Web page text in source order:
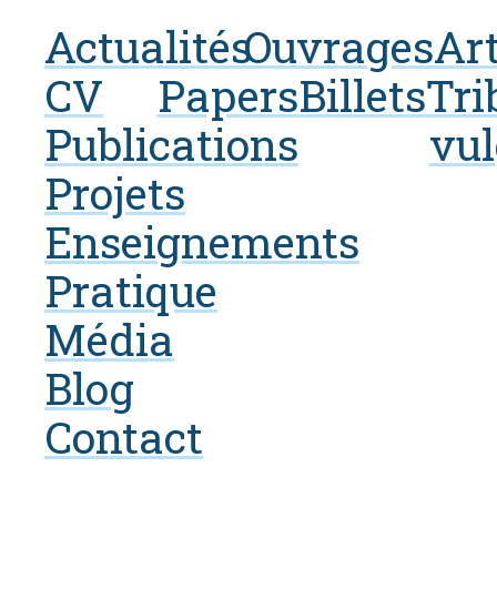
Actualités
CV
Publications
Projets
Enseignements
Pratique
Média
Blog
Contact
Ouvrages
PapersBillets